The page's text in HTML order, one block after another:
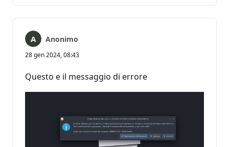
Anonimo
28 gen 2024, 08:43
Questo e il messaggio di errore